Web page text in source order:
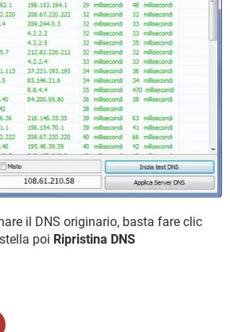
il DNS originario, basta fare clic
poi Ripristina DNS